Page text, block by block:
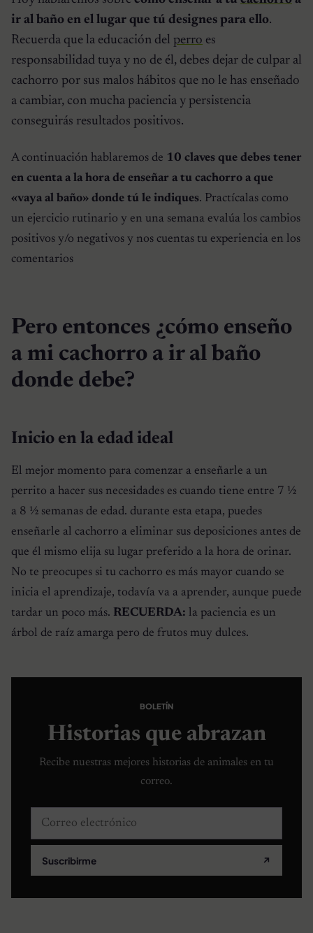
ir al baño en el lugar que tú designes para ello.
Recuerda que la educación del perro es
responsabilidad tuya y no de él, debes dejar de culpar al
cachorro por sus malos hábitos que no le has enseñado
a cambiar, con mucha paciencia y persistencia
conseguirás resultados positivos.
A continuación hablaremos de 10 claves que debes tener
en cuenta a la hora de enseñar a tu cachorro a que
«vaya al baño» donde tú le indiques. Practícalas como
un ejercicio rutinario y en una semana evalúa los cambios
positivos y/o negativos y nos cuentas tu experiencia en los
comentarios
Pero entonces ¿cómo enseño
a mi cachorro a ir al baño
donde debe?
Inicio en la edad ideal
El mejor momento para comenzar a enseñarle a un
perrito a hacer sus necesidades es cuando tiene entre 7 ½
a 8 ½ semanas de edad. durante esta etapa, puedes
enseñarle al cachorro a eliminar sus deposiciones antes de
que él mismo elija su lugar preferido a la hora de orinar.
No te preocupes si tu cachorro es más mayor cuando se
inicia el aprendizaje, todavía va a aprender, aunque puede
tardar un poco más. RECUERDA: la paciencia es un
árbol de raíz amarga pero de frutos muy dulces.
BOLETÍN
Historias que abrazan
Recibe nuestras mejores historias de animales en tu
correo.
Correo electrónico
Suscribirme ↗